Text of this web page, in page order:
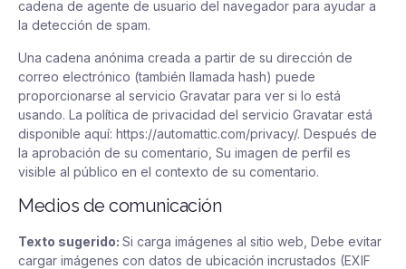
cadena de agente de usuario del navegador para ayudar a
la detección de spam.
Una cadena anónima creada a partir de su dirección de
correo electrónico (también llamada hash) puede
proporcionarse al servicio Gravatar para ver si lo está
usando. La política de privacidad del servicio Gravatar está
disponible aquí: https://automattic.com/privacy/. Después de
la aprobación de su comentario, Su imagen de perfil es
visible al público en el contexto de su comentario.
Medios de comunicación
Texto sugerido: Si carga imágenes al sitio web, Debe evitar
cargar imágenes con datos de ubicación incrustados (EXIF